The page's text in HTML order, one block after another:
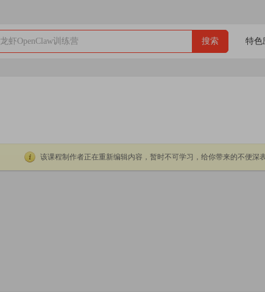
龙虾OpenClaw训练营 搜索 特色
该课程制作者正在重新编辑内容，暂时不可学习，给你带来的不便深表